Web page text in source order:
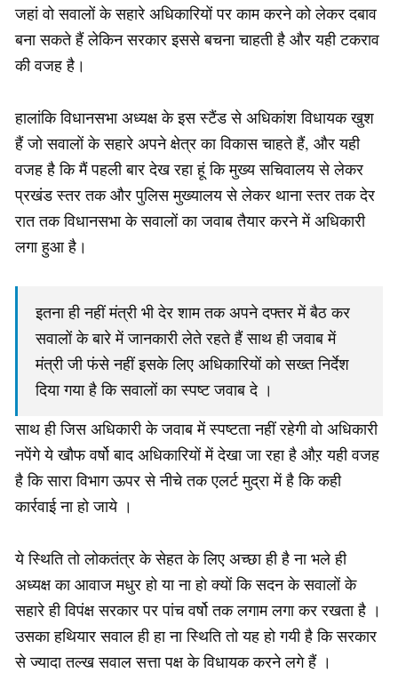
जहां वो सवालों के सहारे अधिकारियों पर काम करने को लेकर दबाव
बना सकते हैं लेकिन सरकार इससे बचना चाहती है और यही टकराव
की वजह है।
हालांकि विधानसभा अध्यक्ष के इस स्टैंड से अधिकांश विधायक खुश
हैं जो सवालों के सहारे अपने क्षेत्र का विकास चाहते हैं, और यही
वजह है कि मैं पहली बार देख रहा हूं कि मुख्य सचिवालय से लेकर
प्रखंड स्तर तक और पुलिस मुख्यालय से लेकर थाना स्तर तक देर
रात तक विधानसभा के सवालों का जवाब तैयार करने में अधिकारी
लगा हुआ है।
इतना ही नहीं मंत्री भी देर शाम तक अपने दफ्तर में बैठ कर
सवालों के बारे में जानकारी लेते रहते हैं साथ ही जवाब में
मंत्री जी फंसे नहीं इसके लिए अधिकारियों को सख्त निर्देश
दिया गया है कि सवालों का स्पष्ट जवाब दे ।
साथ ही जिस अधिकारी के जवाब में स्पष्टता नहीं रहेगी वो अधिकारी
नपेंगे ये खौफ वर्षो बाद अधिकारियों में देखा जा रहा है औऱ यही वजह
है कि सारा विभाग ऊपर से नीचे तक एलर्ट मुद्रा में है कि कही
कार्रवाई ना हो जाये ।
ये स्थिति तो लोकतंत्र के सेहत के लिए अच्छा ही है ना भले ही
अध्यक्ष का आवाज मधुर हो या ना हो क्यों कि सदन के सवालों के
सहारे ही विपंक्ष सरकार पर पांच वर्षो तक लगाम लगा कर रखता है ।
उसका हथियार सवाल ही हा ना स्थिति तो यह हो गयी है कि सरकार
से ज्यादा तल्ख सवाल सत्ता पक्ष के विधायक करने लगे हैं ।